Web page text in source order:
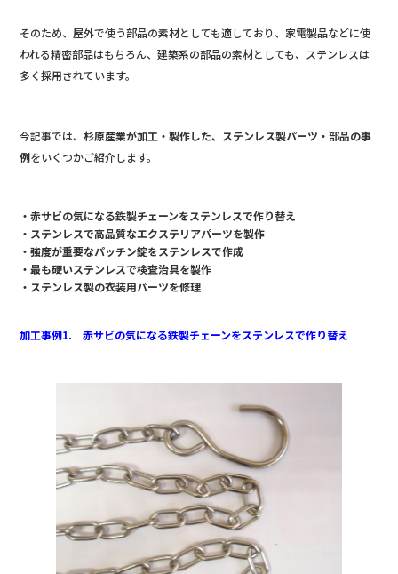
そのため、屋外で使う部品の素材としても適しており、家電製品などに使
われる精密部品はもちろん、建築系の部品の素材としても、ステンレスは
多く採用されています。
今記事では、杉原産業が加工・製作した、ステンレス製パーツ・部品の事
例をいくつかご紹介します。
・赤サビの気になる鉄製チェーンをステンレスで作り替え
・ステンレスで高品質なエクステリアパーツを製作
・強度が重要なパッチン錠をステンレスで作成
・最も硬いステンレスで検査治具を製作
・ステンレス製の衣装用パーツを修理
加工事例1. 赤サビの気になる鉄製チェーンをステンレスで作り替え